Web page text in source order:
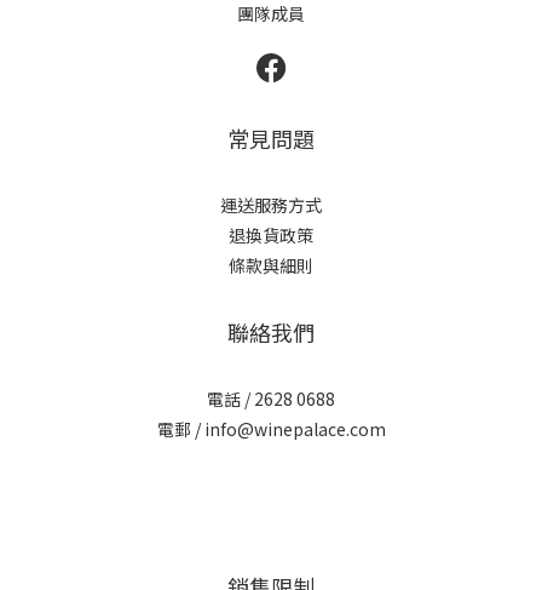
團隊成員
常見問題
運送服務方式
退換貨政策
條款與細則
聯絡我們
電話 / 2628 0688
電郵 / info@winepalace.com